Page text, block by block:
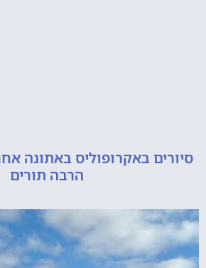
באקרופוליס באתונה אחרי
הרבה תורים